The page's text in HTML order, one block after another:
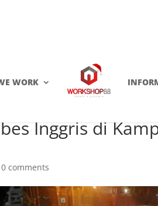
WORK
Inggris di
0 comments